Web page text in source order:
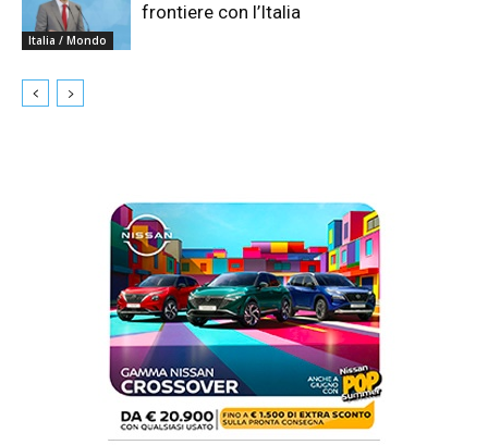
Italia / Mondo
frontiere con l’Italia